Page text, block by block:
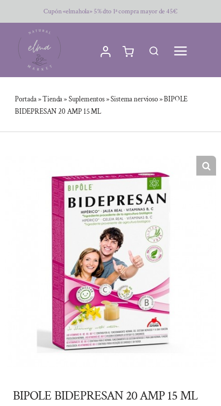
al
contenido
Cupón «elmahola» 5% dto 1ª compra mayor de 45€
Portada»Tienda»Suplementos»Sistema nervioso»BIPOLE
BIDEPRESAN 20 AMP 15 ML
BIPOLE BIDEPRESAN 20 AMP 15 ML